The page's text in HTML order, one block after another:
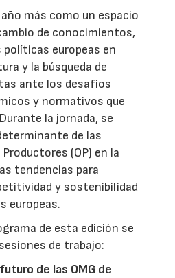
más como un espacio
de conocimientos,
políticas europeas en
y la búsqueda de
ante los desafíos
y normativos que
la jornada, se
de las
(OP) en la
tendencias para
y sostenibilidad
europeas.
de esta edición se
de trabajo:
de las OMG de